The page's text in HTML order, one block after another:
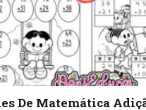
De Matemática